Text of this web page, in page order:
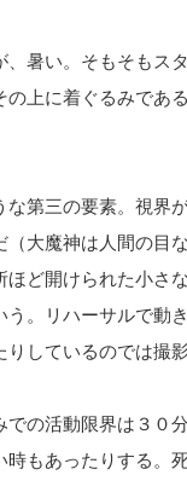
暑い。そもそもス
の上に着ぐるみであ
第三の要素。視界
大魔神は人間の目
ど開けられた小さ
。リハーサルで動
しているのでは撮
の活動限界は３０
もあったりする。